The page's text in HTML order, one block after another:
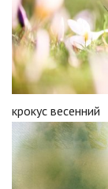
крокус весенний